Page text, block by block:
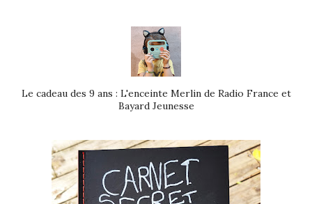
Le cadeau des 9 ans : L'enceinte Merlin de Radio France et
Bayard Jeunesse